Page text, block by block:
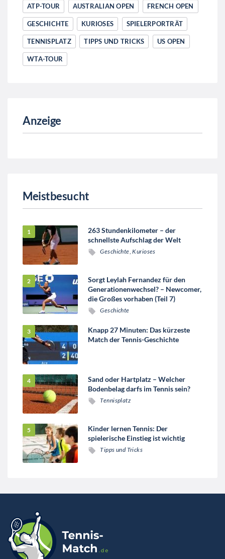
ATP-TOUR AUSTRALIAN OPEN FRENCH OPEN
GESCHICHTE KURIOSES SPIELERPORTRÄT
TENNISPLATZ TIPPS UND TRICKS US OPEN
WTA-TOUR
Anzeige
Meistbesucht
263 Stundenkilometer – der
schnellste Aufschlag der Welt
Geschichte ,Kurioses
Sorgt Leylah Fernandez für den
Generationenwechsel? – Newcomer,
die Großes vorhaben (Teil 7)
Geschichte
Knapp 27 Minuten: Das kürzeste
Match der Tennis-Geschichte
Sand oder Hartplatz – Welcher
Bodenbelag darfs im Tennis sein?
Tennisplatz
Kinder lernen Tennis: Der
spielerische Einstieg ist wichtig
Tipps und Tricks